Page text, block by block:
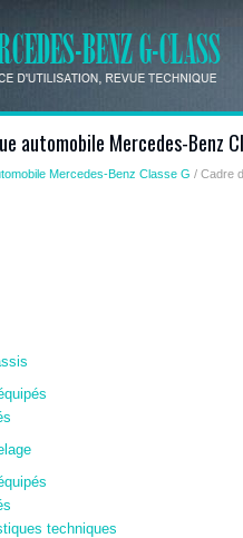
automobile Mercedes-Benz
Mercedes-Benz Classe G / Cadre
techniques